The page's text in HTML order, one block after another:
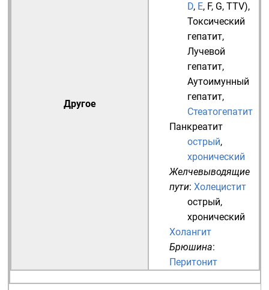
Другое
D, E, F, G, TTV),
Токсический
гепатит,
Лучевой
гепатит,
Аутоимунный
гепатит,
Стеатогепатит
Панкреатит
острый,
хронический
Желчевыводящие
пути: Холецистит
острый,
хронический
Холангит
Брюшина:
Перитонит